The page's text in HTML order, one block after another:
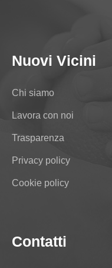
Nuovi Vicini
Chi siamo
Lavora con noi
Trasparenza
Privacy policy
Cookie policy
Contatti